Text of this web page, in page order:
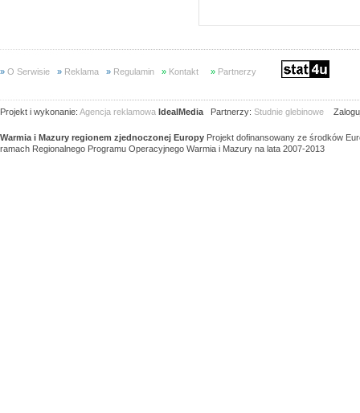
» O Serwisie » Reklama » Regulamin » Kontakt » Partnerzy
Projekt i wykonanie: Agencja reklamowa IdealMedia Partnerzy: Studnie glebinowe
Warmia i Mazury regionem zjednoczonej Europy Projekt dofinansowany ze środków
ramach Regionalnego Programu Operacyjnego Warmia i Mazury na lata 2007-2013